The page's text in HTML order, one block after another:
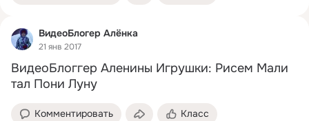
ВидеоБлогер Алёнка
21 янв 2017
ВидеоБлоггер Аленины Игрушки: Рисем Мали
тал Пони Луну
Комментировать Класс